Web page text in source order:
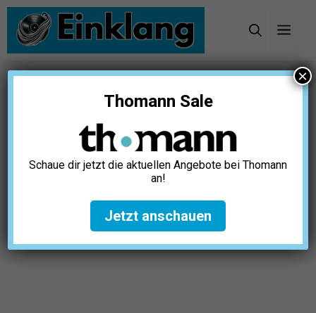
Zum
Inhalt
springen
8 beste 70s Karaoke Songs
8 beste 70s Karaoke Songs
des Jahrzehnts
Juli 23, 2026
Thomann Sale
Schaue dir jetzt die aktuellen Angebote bei Thomann
an!
Jetzt anschauen
×